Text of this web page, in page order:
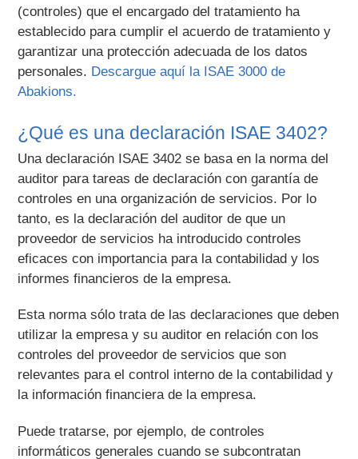
(controles) que el encargado del tratamiento ha
establecido para cumplir el acuerdo de tratamiento y
garantizar una protección adecuada de los datos
personales. Descargue aquí la ISAE 3000 de
Abakions.
¿Qué es una declaración ISAE 3402?
Una declaración ISAE 3402 se basa en la norma del
auditor para tareas de declaración con garantía de
controles en una organización de servicios. Por lo
tanto, es la declaración del auditor de que un
proveedor de servicios ha introducido controles
eficaces con importancia para la contabilidad y los
informes financieros de la empresa.
Esta norma sólo trata de las declaraciones que deben
utilizar la empresa y su auditor en relación con los
controles del proveedor de servicios que son
relevantes para el control interno de la contabilidad y
la información financiera de la empresa.
Puede tratarse, por ejemplo, de controles
informáticos generales cuando se subcontratan